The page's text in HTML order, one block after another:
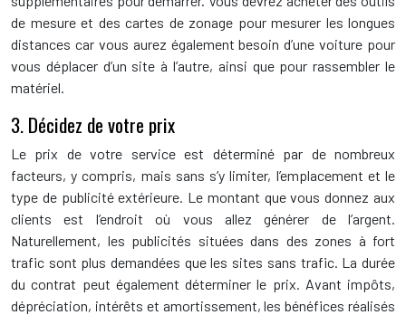
de mesure et des cartes de zonage pour mesurer les longues
distances car vous aurez également besoin d’une voiture pour
vous déplacer d’un site à l’autre, ainsi que pour rassembler le
matériel.
3. Décidez de votre prix
Le prix de votre service est déterminé par de nombreux
facteurs, y compris, mais sans s’y limiter, l’emplacement et le
type de publicité extérieure. Le montant que vous donnez aux
clients est l’endroit où vous allez générer de l’argent.
Naturellement, les publicités situées dans des zones à fort
trafic sont plus demandées que les sites sans trafic. La durée
du contrat peut également déterminer le prix. Avant impôts,
dépréciation, intérêts et amortissement, les bénéfices réalisés